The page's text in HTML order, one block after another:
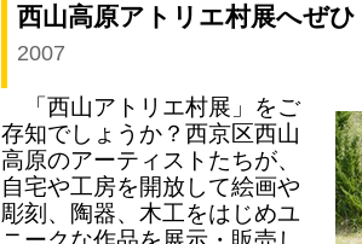
西山高原アトリエ村展へぜひ
2007
「西山アトリエ村展」をご
存知でしょうか？西京区西山
高原のアーティストたちが、
自宅や工房を開放して絵画や
彫刻、陶器、木工をはじめユ